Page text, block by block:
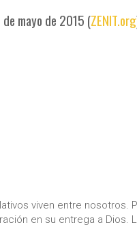
mayo de 2015 (ZENIT.org
viven entre nosotros.
en su entrega a Dios.